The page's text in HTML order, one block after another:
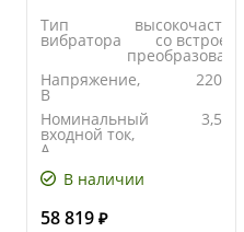
Тип
вибратора со
Напряжение,
В
220
Номинальный
входной ток,
А
3,5
Частота, Гц
В наличии
58 819 ₽